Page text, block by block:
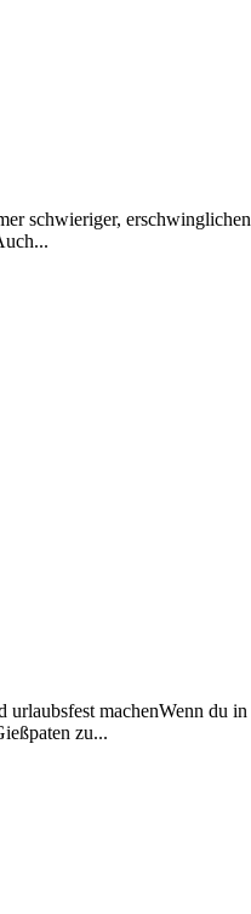
schwieriger, erschwinglichen
machenWenn du in
zu...